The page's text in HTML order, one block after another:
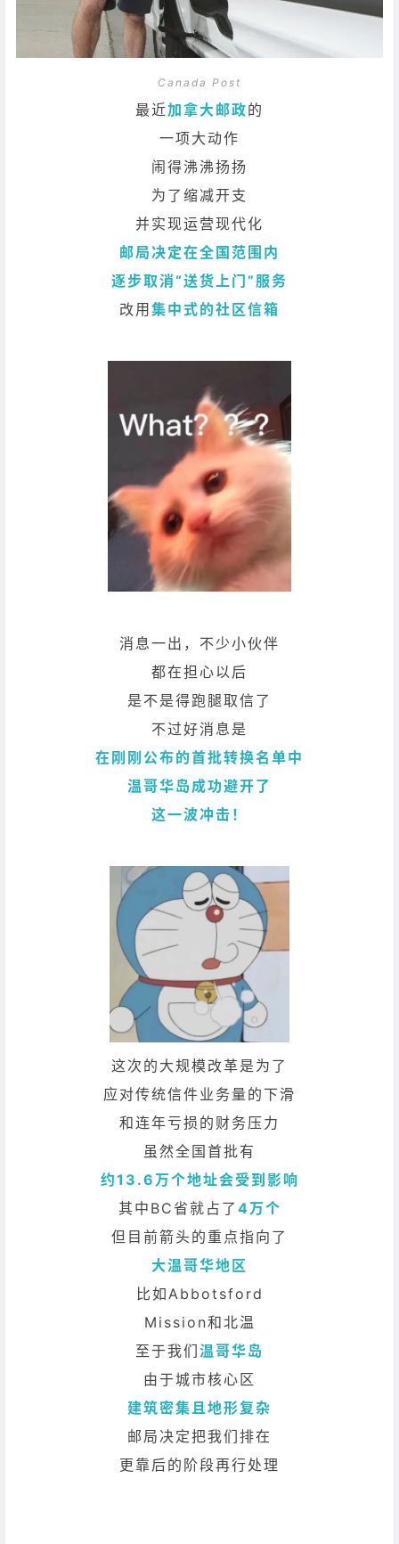
Canada Post
最近加拿大邮政的
一项大动作
闹得沸沸扬扬
为了缩减开支
并实现运营现代化
邮局决定在全国范围内
逐步取消“送货上门”服务
改用集中式的社区信箱
消息一出，不少小伙伴
都在担心以后
是不是得跑腿取信了
不过好消息是
在刚刚公布的首批转换名单中
温哥华岛成功避开了
这一波冲击！
这次的大规模改革是为了
应对传统信件业务量的下滑
和连年亏损的财务压力
虽然全国首批有
约13.6万个地址会受到影响
其中BC省就占了 4万个
但目前箭头的重点指向了
大温哥华地区
比如Abbotsford
Mission和北温
至于我们温哥华岛
由于城市核心区
建筑密集且地形复杂
邮局决定把我们排在
更靠后的阶段再行处理